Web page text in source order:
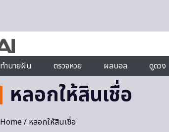
ทำนายฝัน ตรวจหวย ผลบอล ดูดวง
หลอกให้สินเชื่อ
Home/ หลอกให้สินเชื่อ